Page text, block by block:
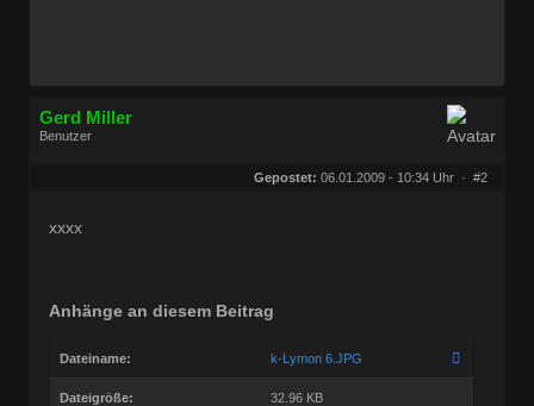
Gerd Miller
Benutzer
Gepostet: 06.01.2009 - 10:34 Uhr · #2
xxxx
Anhänge an diesem Beitrag
Dateiname: k-Lymon 6.JPG
Dateigröße: 32.96 KB